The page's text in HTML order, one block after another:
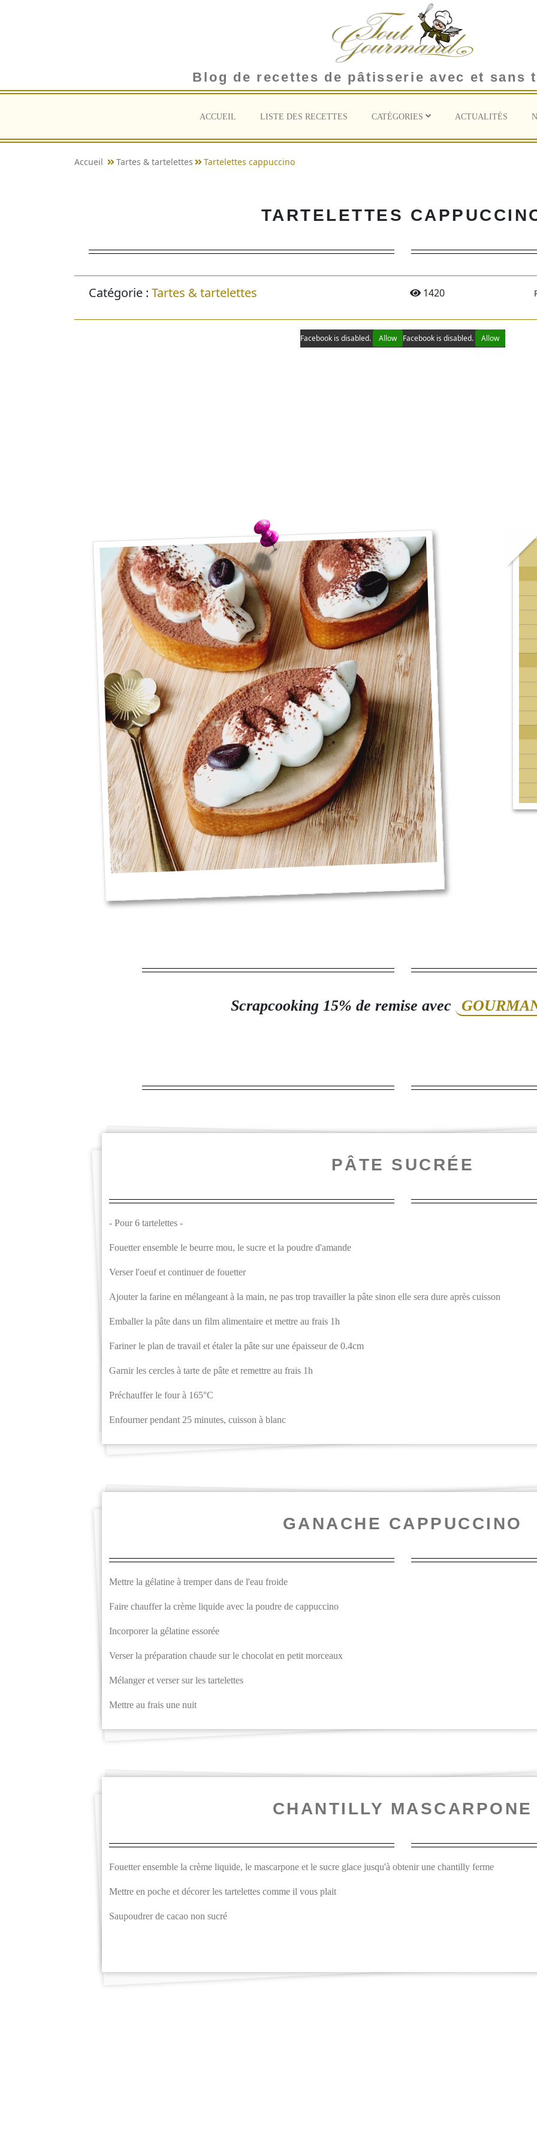
Blog de recettes de pâtisserie avec et sans
ACCUEIL LISTE DES RECETTES CATÉGORIES ACTUALITÉS
Accueil Tartes & tartelettes Tartelettes cappuccino
TARTELETTES
Catégorie : Tartes & tartelettes 1420
Facebook is disabled. Allow Facebook is disabled. Allow
Scrapcooking 15% de remise avec
PÂTE SUCRÉE
- Pour 6 tartelettes -
Fouetter ensemble le beurre mou, le sucre et la poudre d'amande
Verser l'oeuf et continuer de fouetter
Ajouter la farine en mélangeant à la main, ne pas trop travailler la pâte sinon elle sera dure après cuisson
Emballer la pâte dans un film alimentaire et mettre au frais 1h
Fariner le plan de travail et étaler la pâte sur une épaisseur de 0.4cm
Garnir les cercles à tarte de pâte et remettre au frais 1h
Préchauffer le four à 165°C
Enfourner pendant 25 minutes, cuisson à blanc
GANACHE CAPPUCCINO
Mettre la gélatine à tremper dans de l'eau froide
Faire chauffer la crème liquide avec la poudre de cappuccino
Incorporer la gélatine essorée
Verser la préparation chaude sur le chocolat en petit morceaux
Mélanger et verser sur les tartelettes
Mettre au frais une nuit
CHANTILLY MASCARPONE
Fouetter ensemble la crème liquide, le mascarpone et le sucre glace jusqu'à obtenir une chantilly ferme
Mettre en poche et décorer les tartelettes comme il vous plait
Saupoudrer de cacao non sucré